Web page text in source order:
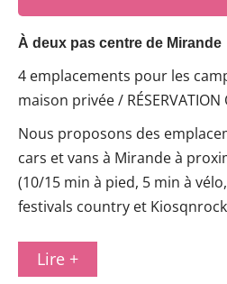
À deux pas centre de Mirande
4 emplacements pour les
maison privée / RÉSERVATION
Nous proposons des
cars et vans à Mirande à
(10/15 min à pied, 5 min à
festivals country et
Lire +